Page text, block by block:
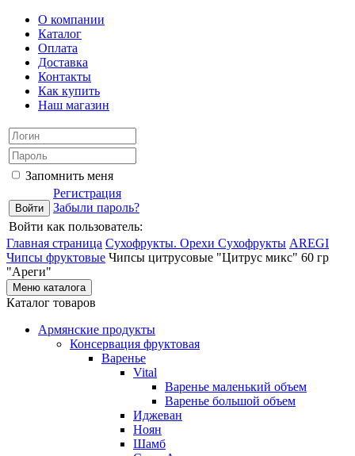
О компании
Каталог
Оплата
Доставка
Контакты
Как купить
Наш магазин
Запомнить меня
Регистрация
Забыли пароль?
Войти как пользователь:
Главная страница Сухофрукты. Орехи Сухофрукты AREGI
Чипсы фруктовые Чипсы цитрусовые "Цитрус микс" 60 гр
"Ареги"
Меню каталога
Каталог товаров
Армянские продукты
Консервация фруктовая
Варенье
Vital
Варенье маленький объем
Варенье большой объем
Иджеван
Ноян
Шамб